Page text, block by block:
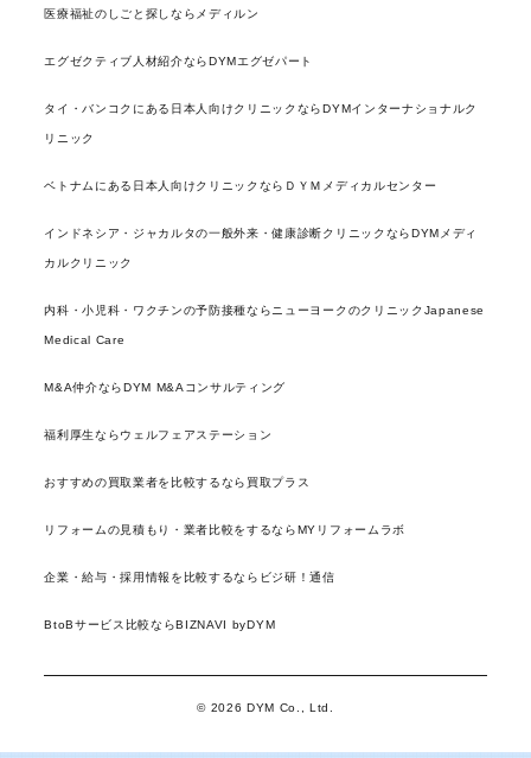
医療福祉のしごと探しならメディルン
エグゼクティブ人材紹介ならDYMエグゼパート
タイ・バンコクにある日本人向けクリニックならDYMインターナショナルク
リニック
ベトナムにある日本人向けクリニックならＤＹＭメディカルセンター
インドネシア・ジャカルタの一般外来・健康診断クリニックならDYMメディ
カルクリニック
内科・小児科・ワクチンの予防接種ならニューヨークのクリニックJapanese
Medical Care
M&A仲介ならDYM M&Aコンサルティング
福利厚生ならウェルフェアステーション
おすすめの買取業者を比較するなら買取プラス
リフォームの見積もり・業者比較をするならMYリフォームラボ
企業・給与・採用情報を比較するならビジ研！通信
BtoBサービス比較ならBIZNAVI byDYM
© 2026 DYM Co., Ltd.